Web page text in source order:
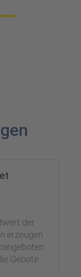
der
erzeugen
Gebote